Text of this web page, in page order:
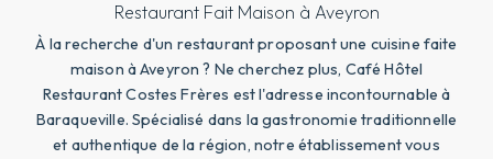
Restaurant Fait Maison à Aveyron
À la recherche d'un restaurant proposant une cuisine faite
maison à Aveyron ? Ne cherchez plus, Café Hôtel
Restaurant Costes Frères est l'adresse incontournable à
Baraqueville. Spécialisé dans la gastronomie traditionnelle
et authentique de la région, notre établissement vous